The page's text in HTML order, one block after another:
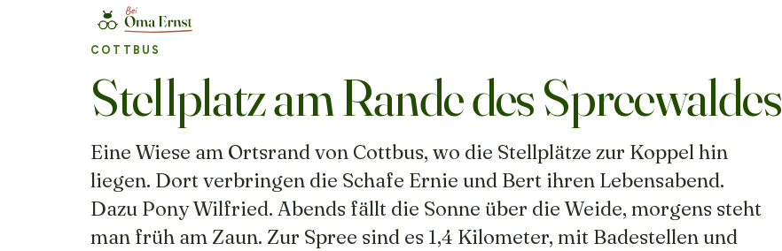
COTTBUS
Stellplatz am Rande des Spreewaldes
Eine Wiese am Ortsrand von Cottbus, wo die Stellplätze zur Koppel hin
liegen. Dort verbringen die Schafe Ernie und Bert ihren Lebensabend.
Dazu Pony Wilfried. Abends fällt die Sonne über die Weide, morgens steht
man früh am Zaun. Zur Spree sind es 1,4 Kilometer, mit Badestellen und